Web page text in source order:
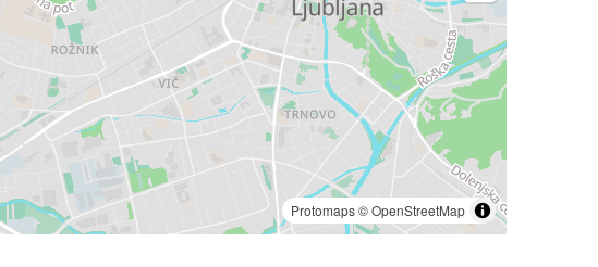
Protomaps©OpenStreetMap